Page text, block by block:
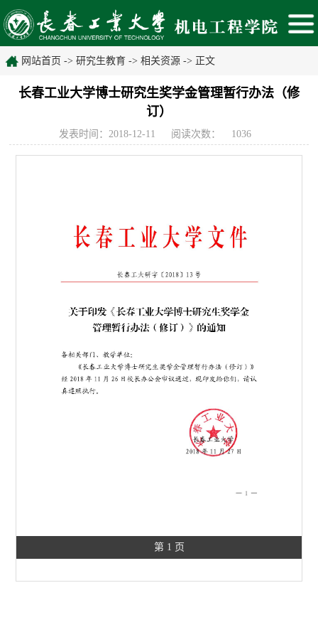
网站首页 -> 研究生教育 -> 相关资源 -> 正文
长春工业大学博士研究生奖学金管理暂行办法（修
订）
发表时间：2018-12-11 阅读次数： 1036
第 1 页